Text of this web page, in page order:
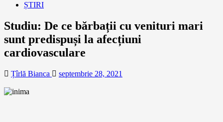
ȘTIRI
Studiu: De ce bărbații cu venituri mari
sunt predispuși la afecțiuni
cardiovasculare
Țîrlă Bianca septembrie 28, 2021